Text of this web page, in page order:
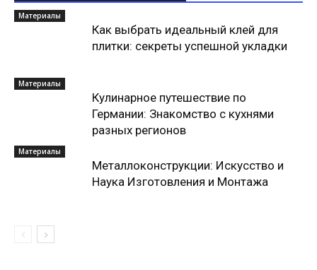
Материалы
Как выбрать идеальный клей для
плитки: секреты успешной укладки
Материалы
Кулинарное путешествие по
Германии: Знакомство с кухнями
разных регионов
Материалы
Металлоконструкции: Искусство и
Наука Изготовления и Монтажа